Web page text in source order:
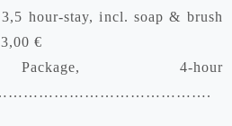
3,5 hour-stay, incl. soap & brush
€
4-hour